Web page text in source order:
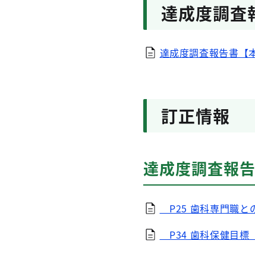
達成度調査
達成度調査報告書【
訂正情報
達成度調査報
P25 歯科専門職と
P34 歯科保健目標